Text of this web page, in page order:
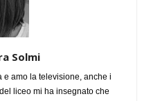
Solmi
amo la televisione, anche i
liceo mi ha insegnato che